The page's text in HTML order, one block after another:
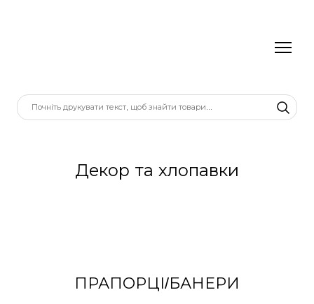
Декор та хлопавки
ПРАПОРЦІ/БАНЕРИ